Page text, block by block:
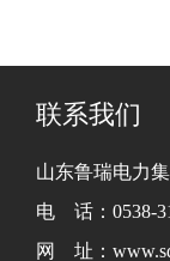
联系我们
山东鲁瑞电力
电 话：0538-
网 址：